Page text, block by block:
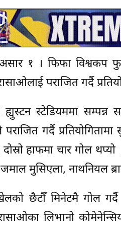
१ । फिफा विश्वकप
पराजित गर्दै
ह्युस्टन स्टेडियममा
गर्दै
हाफमा चार गोल
मुसिएला, नाथनियल
छैटौँ मिनेटमै गोल
लिभानो